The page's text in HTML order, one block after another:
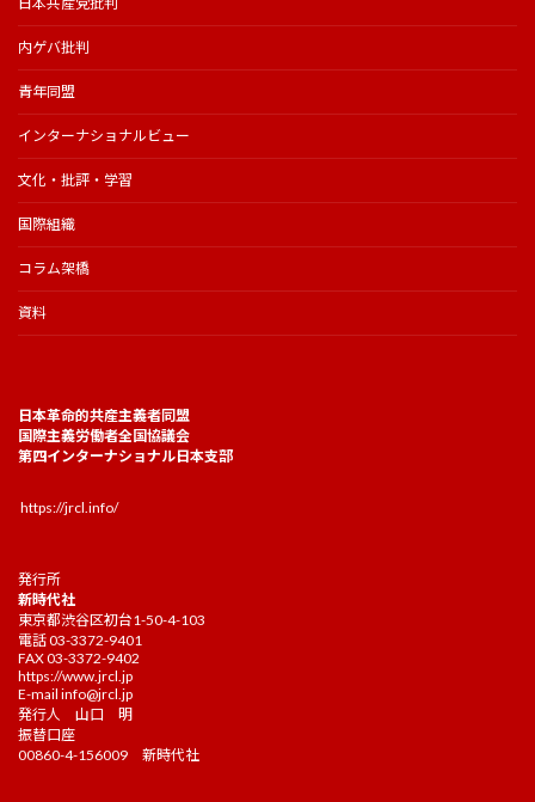
内ゲバ批判
青年同盟
インターナショナルビュー
文化・批評・学習
国際組織
コラム架橋
資料
日本革命的共産主義者同盟
国際主義労働者全国協議会
第四インターナショナル日本支部
https://jrcl.info/
発行所
新時代社
東京都渋谷区初台1-50-4-103
電話 03-3372-9401
FAX 03-3372-9402
https://www.jrcl.jp
E-mail info@jrcl.jp
発行人 山口 明
振替口座
00860-4-156009 新時代社